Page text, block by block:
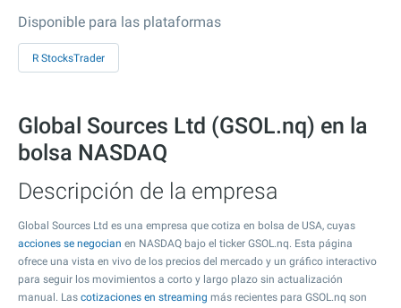
Disponible para las plataformas
R StocksTrader
Global Sources Ltd (GSOL.nq) en la
bolsa NASDAQ
Descripción de la empresa
Global Sources Ltd es una empresa que cotiza en bolsa de USA, cuyas
acciones se negocian en NASDAQ bajo el ticker GSOL.nq. Esta página
ofrece una vista en vivo de los precios del mercado y un gráfico interactivo
para seguir los movimientos a corto y largo plazo sin actualización
manual. Las cotizaciones en streaming más recientes para GSOL.nq son